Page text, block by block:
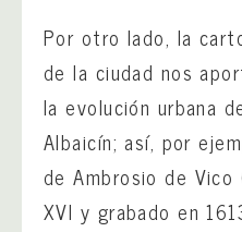
Por otro lado, la
de la ciudad nos
la evolución urbana
Albaicín; así, por
de Ambrosio de
XVI y grabado en